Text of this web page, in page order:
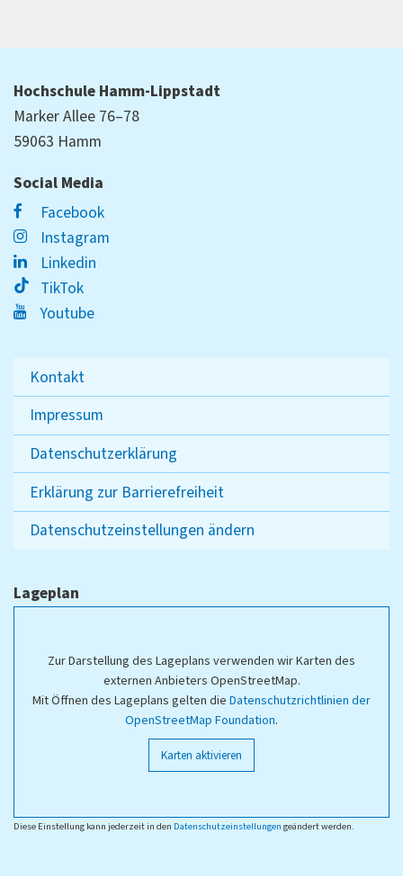
Hochschule Hamm-Lippstadt
Marker Allee 76–78
59063 Hamm
Social Media
Facebook
Instagram
Linkedin
TikTok
Youtube
Kontakt
Impressum
Datenschutzerklärung
Erklärung zur Barrierefreiheit
Datenschutzeinstellungen ändern
Lageplan
Zur Darstellung des Lageplans verwenden wir Karten des
externen Anbieters OpenStreetMap.
Mit Öffnen des Lageplans gelten die Datenschutzrichtlinien der
OpenStreetMap Foundation.
Karten aktivieren
Diese Einstellung kann jederzeit in den Datenschutzeinstellungen geändert werden.